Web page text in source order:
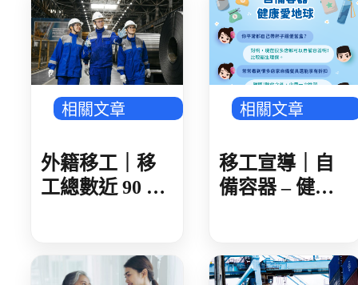
史 遭開罰 1 萬
元
相關文章
外籍移工｜移
工總數近 90 萬
頭 金屬、機械
相關文章
移工宣導｜自
備容器 – 健康